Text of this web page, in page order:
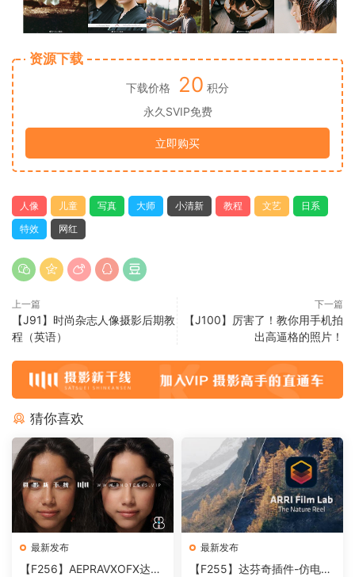
资源下载
下载价格 20 积分
永久SVIP免费
立即购买
人像 儿童 写真 大师 小清新 教程 文艺
日系
特效
网红
上一篇
【J91】时尚杂志人像摄影后期教
程（英语）
下一篇
【J100】厉害了！教你用手机拍
出高逼格的照片！
猜你喜欢
最新发布
【F256】AEPRAVXOFX达芬
最新发布
【F255】达芬奇插件-仿电影